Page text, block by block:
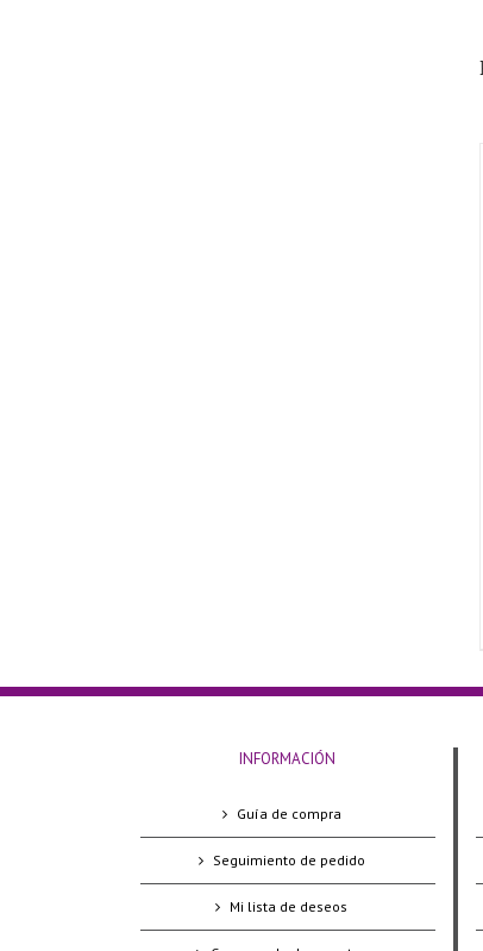
INFORMACIÓN
Guía de compra
Seguimiento de pedido
Mi lista de deseos